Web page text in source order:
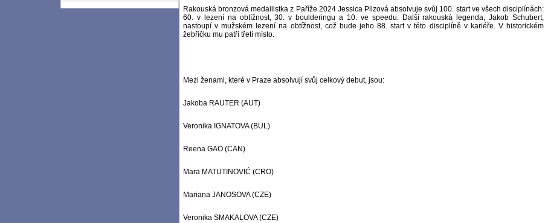
Rakouská bronzová medailistka z Paříže 2024 Jessica Pilzová absolvuje svůj 100. start ve všech disciplínách:
60. v lezení na obtížnost, 30. v boulderingu a 10. ve speedu. Další rakouská legenda, Jakob Schubert,
nastoupí v mužském lezení na obtížnost, což bude jeho 88. start v této disciplíně v kariéře. V historickém
žebříčku mu patří třetí místo.
Mezi ženami, které v Praze absolvují svůj celkový debut, jsou:
Jakoba RAUTER (AUT)
Veronika IGNATOVA (BUL)
Reena GAO (CAN)
Mara MATUTINOVIĆ (CRO)
Mariana JANOSOVA (CZE)
Veronika SMAKALOVA (CZE)